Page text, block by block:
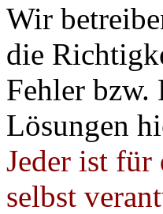
Wir
die
Fehler bzw.
Lösungen
Jeder ist für
selbst